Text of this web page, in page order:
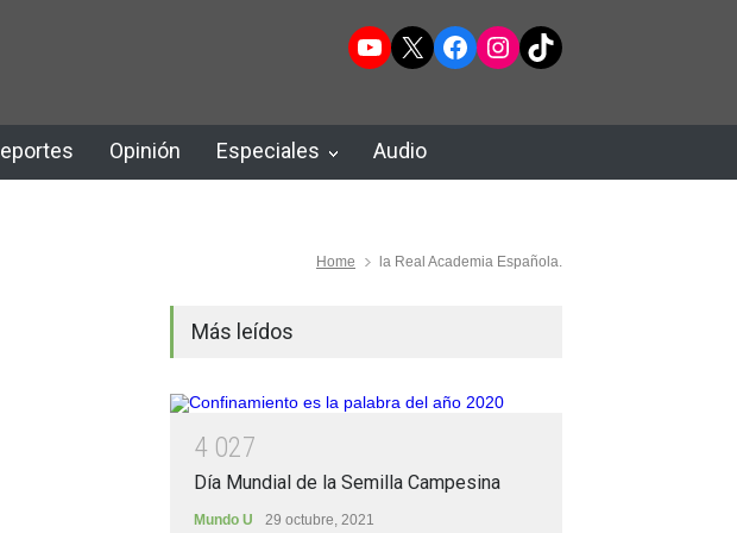
YouTube
X Facebook
Instagram
TikTok
Opinión Especiales Audio
Home la Real Academia Española.
Más leídos
4 027
Día Mundial de la Semilla Campesina
Mundo U 29 octubre, 2021